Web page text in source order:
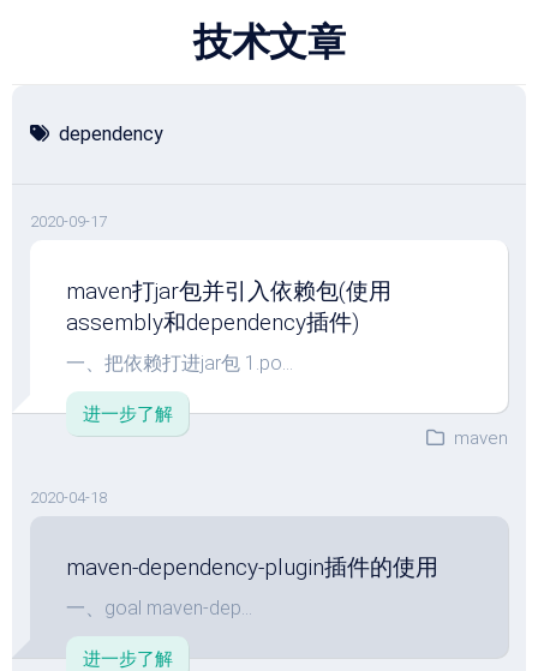
技术文章
dependency
2020-09-17
maven打jar包并引入依赖包(使用
assembly和dependency插件)
一、把依赖打进jar包 1.po...
进一步了解
maven
2020-04-18
maven-dependency-plugin插件的使用
一、goal maven-dep...
进一步了解